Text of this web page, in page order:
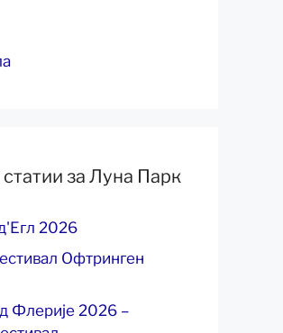
статии за Луна Парк
2026
Офтринген
Флерије 2026 –